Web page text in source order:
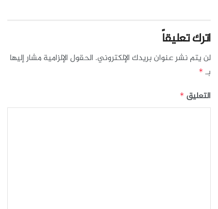
اترك تعليقاً
لن يتم نشر عنوان بريدك الإلكتروني. الحقول الإلزامية مشار إليها
بـ *
التعليق *